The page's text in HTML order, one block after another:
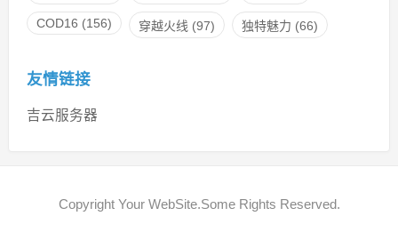
COD16 (156) 穿越火线 (97) 独特魅力 (66)
友情链接
吉云服务器
Copyright Your WebSite.Some Rights Reserved.